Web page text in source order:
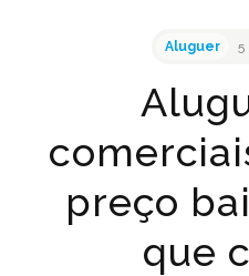
Aluguer 5
preço
que